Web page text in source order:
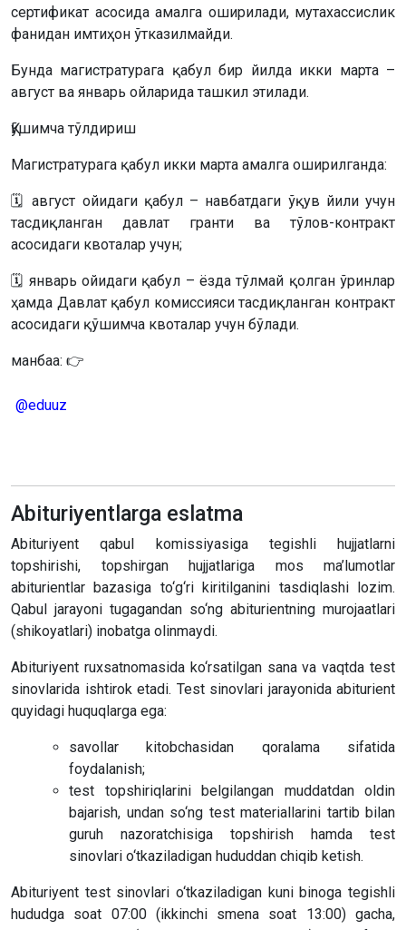
сертификат асосида амалга оширилади, мутахассислик
фанидан имтиҳон ўтказилмайди.
Бунда магистратурага қабул бир йилда икки марта –
август ва январь ойларида ташкил этилади.
Қўшимча тўлдириш
Магистратурага қабул икки марта амалга оширилганда:
🗓 август ойидаги қабул – навбатдаги ўқув йили учун
тасдиқланган давлат гранти ва тўлов-контракт
асосидаги квоталар учун;
🗓 январь ойидаги қабул – ёзда тўлмай қолган ўринлар
ҳамда Давлат қабул комиссияси тасдиқланган контракт
асосидаги қўшимча квоталар учун бўлади.
манбаа: 👉
@eduuz
Abituriyentlarga eslatma
Abituriyent qabul komissiyasiga tegishli hujjatlarni
topshirishi, topshirgan hujjatlariga mos ma’lumotlar
abiturientlar bazasiga to‘g‘ri kiritilganini tasdiqlashi lozim.
Qabul jarayoni tugagandan so‘ng abiturientning murojaatlari
(shikoyatlari) inobatga olinmaydi.
Abituriyent ruxsatnomasida ko‘rsatilgan sana va vaqtda test
sinovlarida ishtirok etadi. Test sinovlari jarayonida abiturient
quyidagi huquqlarga ega:
savollar kitobchasidan qoralama sifatida
foydalanish;
test topshiriqlarini belgilangan muddatdan oldin
bajarish, undan so‘ng test materiallarini tartib bilan
guruh nazoratchisiga topshirish hamda test
sinovlari o‘tkaziladigan hududdan chiqib ketish.
Abituriyent test sinovlari o‘tkaziladigan kuni binoga tegishli
hududga soat 07:00 (ikkinchi smena soat 13:00) gacha,